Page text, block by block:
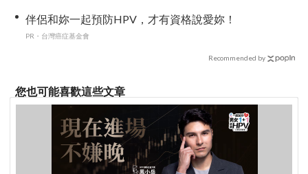
伴侶和妳一起預防HPV，才有資格說愛妳！
PR・台灣癌症基金會
Recommended by
您也可能喜歡這些文章